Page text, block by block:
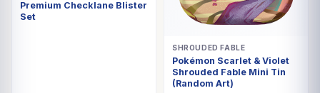
Premium Checklane Blister
Set
SHROUDED FABLE
Pokémon Scarlet & Violet
Shrouded Fable Mini Tin
(Random Art)